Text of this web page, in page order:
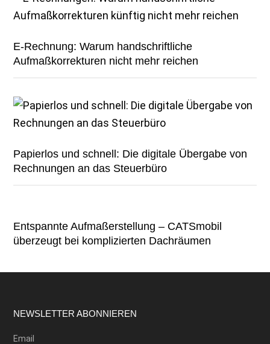
E-Rechnung: Warum handschriftliche
Aufmaßkorrekturen nicht mehr reichen
Papierlos und schnell: Die digitale Übergabe von
Rechnungen an das Steuerbüro
Entspannte Aufmaßerstellung – CATSmobil
überzeugt bei komplizierten Dachräumen
Footer
NEWSLETTER ABONNIEREN
Email